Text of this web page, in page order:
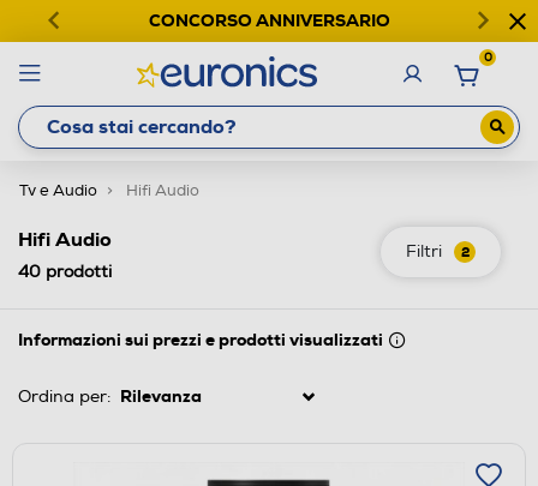
CONCORSO ANNIVERSARIO
0
Tv e Audio Hifi Audio
Filtri 2
Hifi Audio
40 prodotti
Informazioni sui prezzi e prodotti visualizzati
Ordina per: